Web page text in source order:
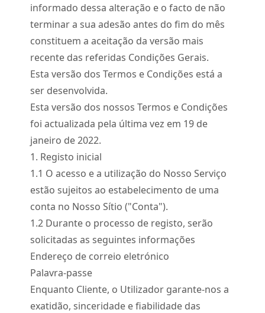
informado dessa alteração e o facto de não
terminar a sua adesão antes do fim do mês
constituem a aceitação da versão mais
recente das referidas Condições Gerais.
Esta versão dos Termos e Condições está a
ser desenvolvida.
Esta versão dos nossos Termos e Condições
foi actualizada pela última vez em 19 de
janeiro de 2022.
1. Registo inicial
1.1 O acesso e a utilização do Nosso Serviço
estão sujeitos ao estabelecimento de uma
conta no Nosso Sítio ("Conta").
1.2Durante o processo de registo, serão
solicitadas as seguintes informações
Endereço de correio eletrónico
Palavra-passe
Enquanto Cliente, o Utilizador garante-nos a
exatidão, sinceridade e fiabilidade das